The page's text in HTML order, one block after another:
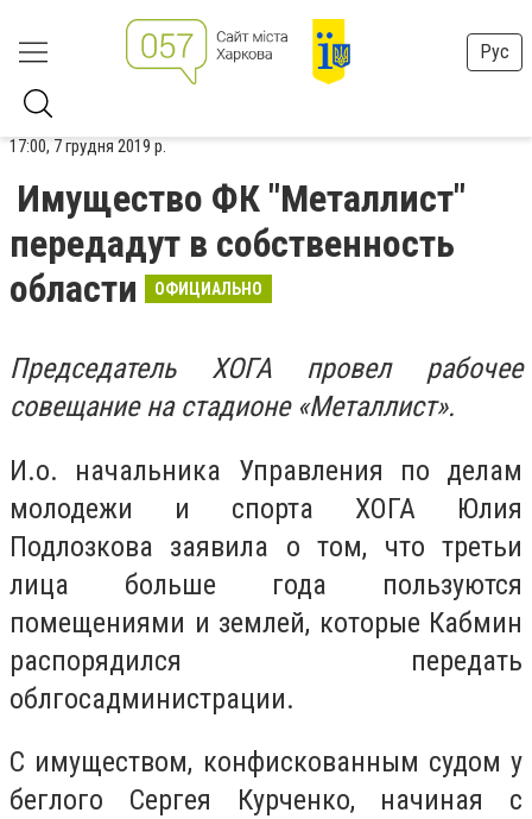
Рус
17:00, 7 грудня 2019 р.
Имущество ФК "Металлист"
передадут в собственность
области
ОФИЦИАЛЬНО
Председатель ХОГА провел рабочее
совещание на стадионе «Металлист».
И.о. начальника Управления по делам
молодежи и спорта ХОГА Юлия
Подлозкова заявила о том, что третьи
лица больше года пользуются
помещениями и землей, которые Кабмин
распорядился передать
облгосадминистрации.
С имуществом, конфискованным судом у
беглого Сергея Курченко, начиная с